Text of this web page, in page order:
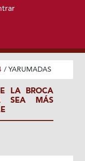
/ YARUMADAS
LA BROCA
SEA MÁS